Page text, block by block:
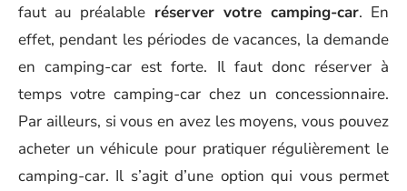
faut au préalable réserver votre camping-car. En
effet, pendant les périodes de vacances, la demande
en camping-car est forte. Il faut donc réserver à
temps votre camping-car chez un concessionnaire.
Par ailleurs, si vous en avez les moyens, vous pouvez
acheter un véhicule pour pratiquer régulièrement le
camping-car. Il s’agit d’une option qui vous permet